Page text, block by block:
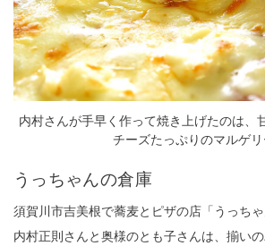
内村さんが手早く作って焼き上げたのは、
チーズたっぷりのマルゲリ
うっちゃんの倉庫
須賀川市吉美根で蕎麦とピザの店「うっちゃ
内村正則さんと奥様のとも子さんは、揃い